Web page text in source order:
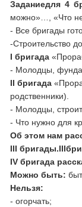
Заданиедля 4
можно»…, «Что
- Все бригады
-Строительство
I бригада
- Молодцы,
II бригада
родственники).
- Молодцы,
- Что нужно для
Об этом нам
III бригады.
IV бригада
Можно быть:
Нельзя:
- огорчать;